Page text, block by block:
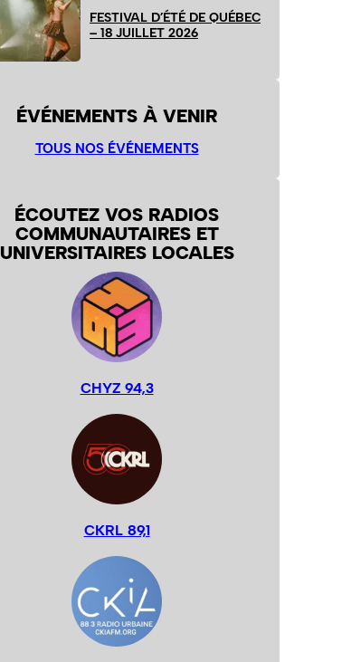
FESTIVAL D’ÉTÉ DE QUÉBEC
– 18 JUILLET 2026
ÉVÉNEMENTS À VENIR
TOUS NOS ÉVÉNEMENTS
ÉCOUTEZ VOS RADIOS
COMMUNAUTAIRES ET
UNIVERSITAIRES LOCALES
CHYZ 94,3
CKRL 89,1